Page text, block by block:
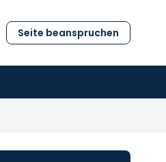
Seite beanspruchen